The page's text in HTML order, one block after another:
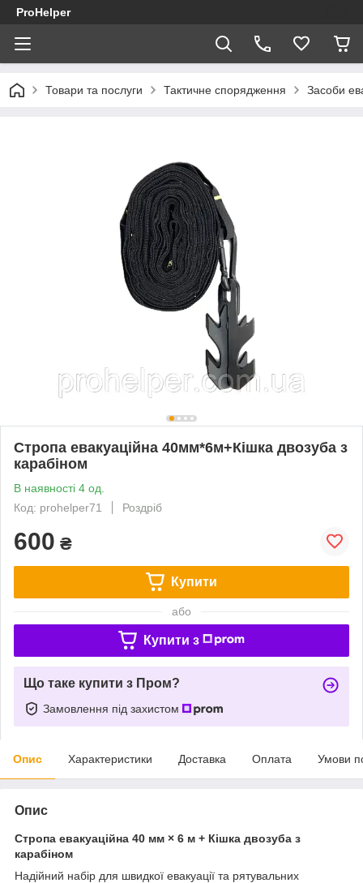
ProHelper
Товари та послуги Тактичне спорядження Засоби
Cтропа евакуаційна 40мм*6м+Кішка двозуба з
карабіном
В наявності 4 од.
Код: prohelper71
Роздріб
600 ₴
Купити
або
Купити з
Що таке купити з Пром?
Замовлення під захистом
Опис Характеристики Доставка Оплата Умови
Опис
Стропа евакуаційна 40 мм × 6 м + Кішка двозуба з
карабіном
Надійний набір для швидкої евакуації та рятувальних